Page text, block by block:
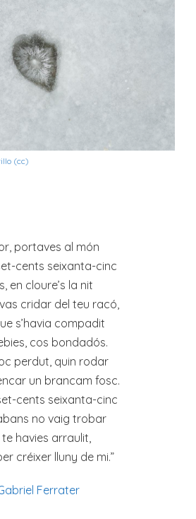
(cc)
portaves al món
cents seixanta-cinc
en cloure’s la nit
cridar del teu racó,
s’havia compadit
cos bondadós.
perdut, quin rodar
un brancam fosc.
cents seixanta-cinc
no vaig trobar
te havies arraulit,
créixer lluny de mi.”
Ferrater